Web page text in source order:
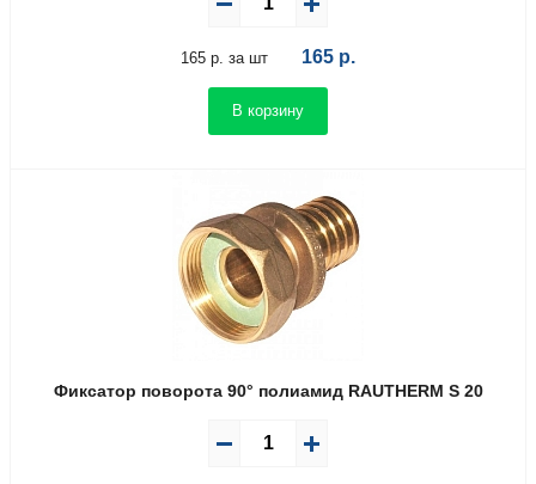
165 р. за шт 165 р.
В корзину
Фиксатор поворота 90° полиамид RAUTHERM S 20